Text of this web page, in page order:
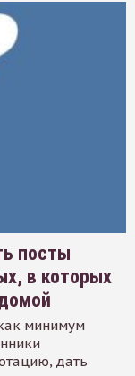
посты
в которых
минимум
дать